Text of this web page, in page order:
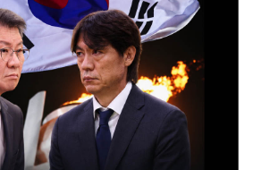
ร่ อ่อนล้าแค่ไหน แต่ทันทีที่เขาคว้า
ทิ้งตัวลง เอามือปิดหน้าและเหมือนจะมี
นาน 13 ปี ที่ผ่านความเจ็บปวดมานับ
จุดนั้น